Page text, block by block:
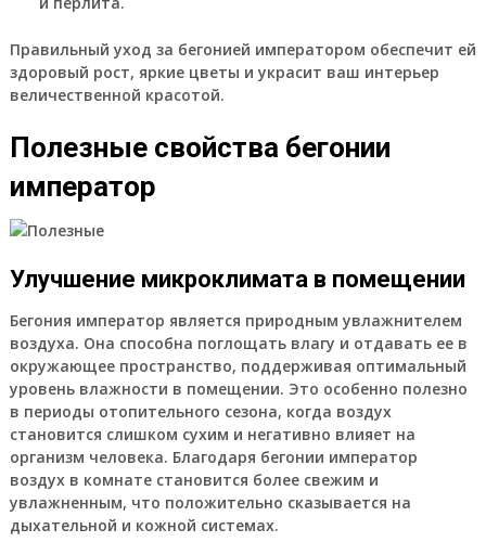
Правильный уход за бегонией императором обеспечит ей
здоровый рост, яркие цветы и украсит ваш интерьер
величественной красотой.
Полезные свойства бегонии
император
Улучшение микроклимата в помещении
Бегония император является природным увлажнителем
воздуха. Она способна поглощать влагу и отдавать ее в
окружающее пространство, поддерживая оптимальный
уровень влажности в помещении. Это особенно полезно
в периоды отопительного сезона, когда воздух
становится слишком сухим и негативно влияет на
организм человека. Благодаря бегонии император
воздух в комнате становится более свежим и
увлажненным, что положительно сказывается на
дыхательной и кожной системах.